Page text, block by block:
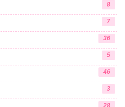
8
7
36
5
46
3
28